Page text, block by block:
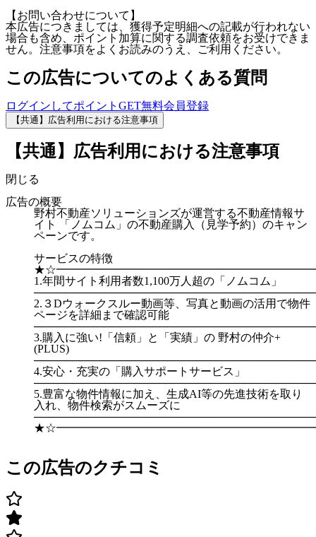
【お問い合わせについて】
本広告につきましては、獲得予定明細への記載が行われない
場合も含め、ポイント加算に関する調査依頼をお受けできま
せん。注意事項をよくお読みのうえ、ご利用ください。
この広告についてのよくある質問
ログインしてポイントGET無料会員登録
【共通】広告利用における注意事項
【共通】広告利用における注意事項
閉じる
広告の概要
野村不動産ソリューションズが運営する不動産情報サ
イト 「ノムコム」の不動産購入（見学予約）のキャン
ペーンです。
サービスの特徴
1.年間サイト利用者数1,100万人超の「ノムコム」
2.３Dウォークスルー動画等、写真と動画の活用で物件
ページを詳細まで確認可能
3.購入に強い!「信頼」と「実績」の 野村の仲介+
(PLUS)
4.安心・充実の「購入サポートサービス」
5.豊富な物件情報に加え、生成AI等の先進技術を取り
入れ、物件検索がスムーズに
この広告のクチコミ